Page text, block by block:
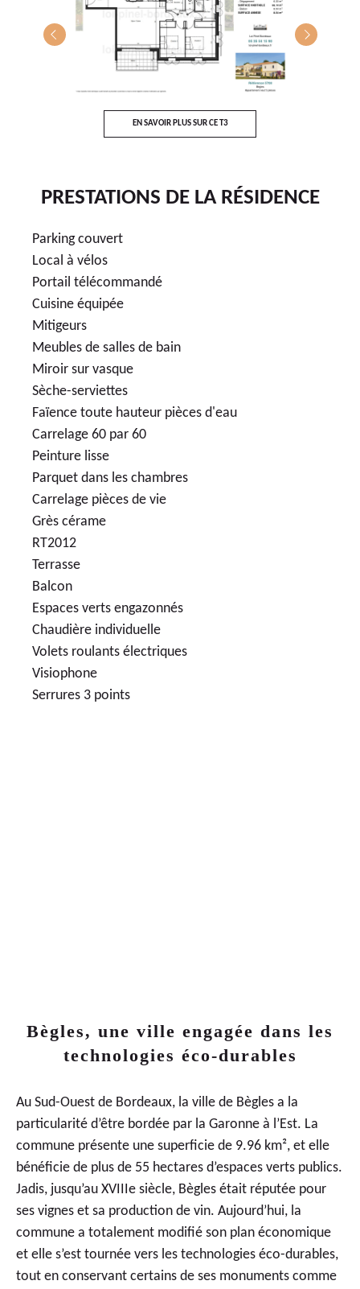
EN SAVOIR PLUS SUR CE T3
PRESTATIONS DE LA RÉSIDENCE
Parking couvert
Local à vélos
Portail télécommandé
Cuisine équipée
Mitigeurs
Meubles de salles de bain
Miroir sur vasque
Sèche-serviettes
Faïence toute hauteur pièces d'eau
Carrelage 60 par 60
Peinture lisse
Parquet dans les chambres
Carrelage pièces de vie
Grès cérame
RT2012
Terrasse
Balcon
Espaces verts engazonnés
Chaudière individuelle
Volets roulants électriques
Visiophone
Serrures 3 points
Bègles, une ville engagée dans les
technologies éco-durables
Au Sud-Ouest de Bordeaux, la ville de Bègles a la
particularité d’être bordée par la Garonne à l’Est. La
commune présente une superficie de 9.96 km², et elle
bénéficie de plus de 55 hectares d’espaces verts publics.
Jadis, jusqu’au XVIIIe siècle, Bègles était réputée pour
ses vignes et sa production de vin. Aujourd’hui, la
commune a totalement modifié son plan économique
et elle s’est tournée vers les technologies éco-durables,
tout en conservant certains de ses monuments comme